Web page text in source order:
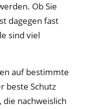
Ob Sie
dagegen fast
sind viel
auf bestimmte
beste Schutz
nachweislich